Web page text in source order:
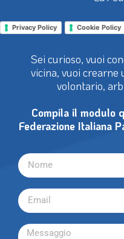
Privacy Policy Cookie Policy
Sei curioso, vuoi
vicina, vuoi crearne
volontario,
Compila il modulo
Federazione Italiana